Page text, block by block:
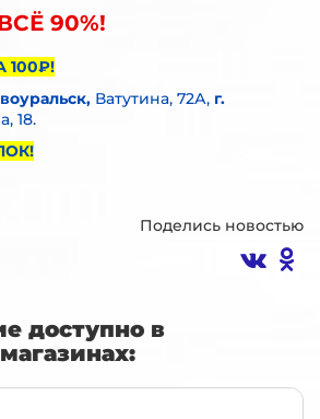
90%!
100₽!
Ватутина, 72А, г.
18.
Поделись новостью
доступно в